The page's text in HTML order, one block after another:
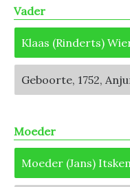
Vader
Klaas (Rinderts)
Geboorte, 1752,
Moeder
Moeder (Jans)